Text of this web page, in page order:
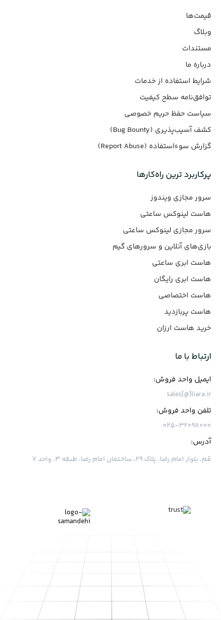
قیمت‌ها
وبلاگ
مستندات
درباره ما
شرایط استفاده از خدمات
توافق‌نامه سطح کیفیت
سیاست حفظ حریم خصوصی
کشف آسیب‌پذیری (Bug Bounty)
گزارش سوءاستفاده (Report Abuse)
پرکاربرد ترین راه‌کارها
سرور مجازی ویندوز
هاست لینوکس ساعتی
سرور مجازی لینوکس ساعتی
بازی‌های آنلاین و سرورهای گیم
هاست ابری ساعتی
هاست ابری رایگان
هاست اختصاصی
هاست پربازدید
خرید هاست ارزان
ارتباط با ما
ایمیل واحد فروش:
sales[@]liara.ir
تلفن واحد فروش:
۰۲۵-۳۲۰۹۸۰۰۰
آدرس:
قم، بلوار امام رضا، پلاک ۲۹، ساختمان امام رضا، طبقه ۳، واحد ۷